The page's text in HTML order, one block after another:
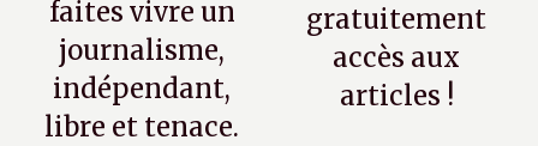
faites vivre un
journalisme,
indépendant,
libre et tenace.
gratuitement
accès aux
articles !